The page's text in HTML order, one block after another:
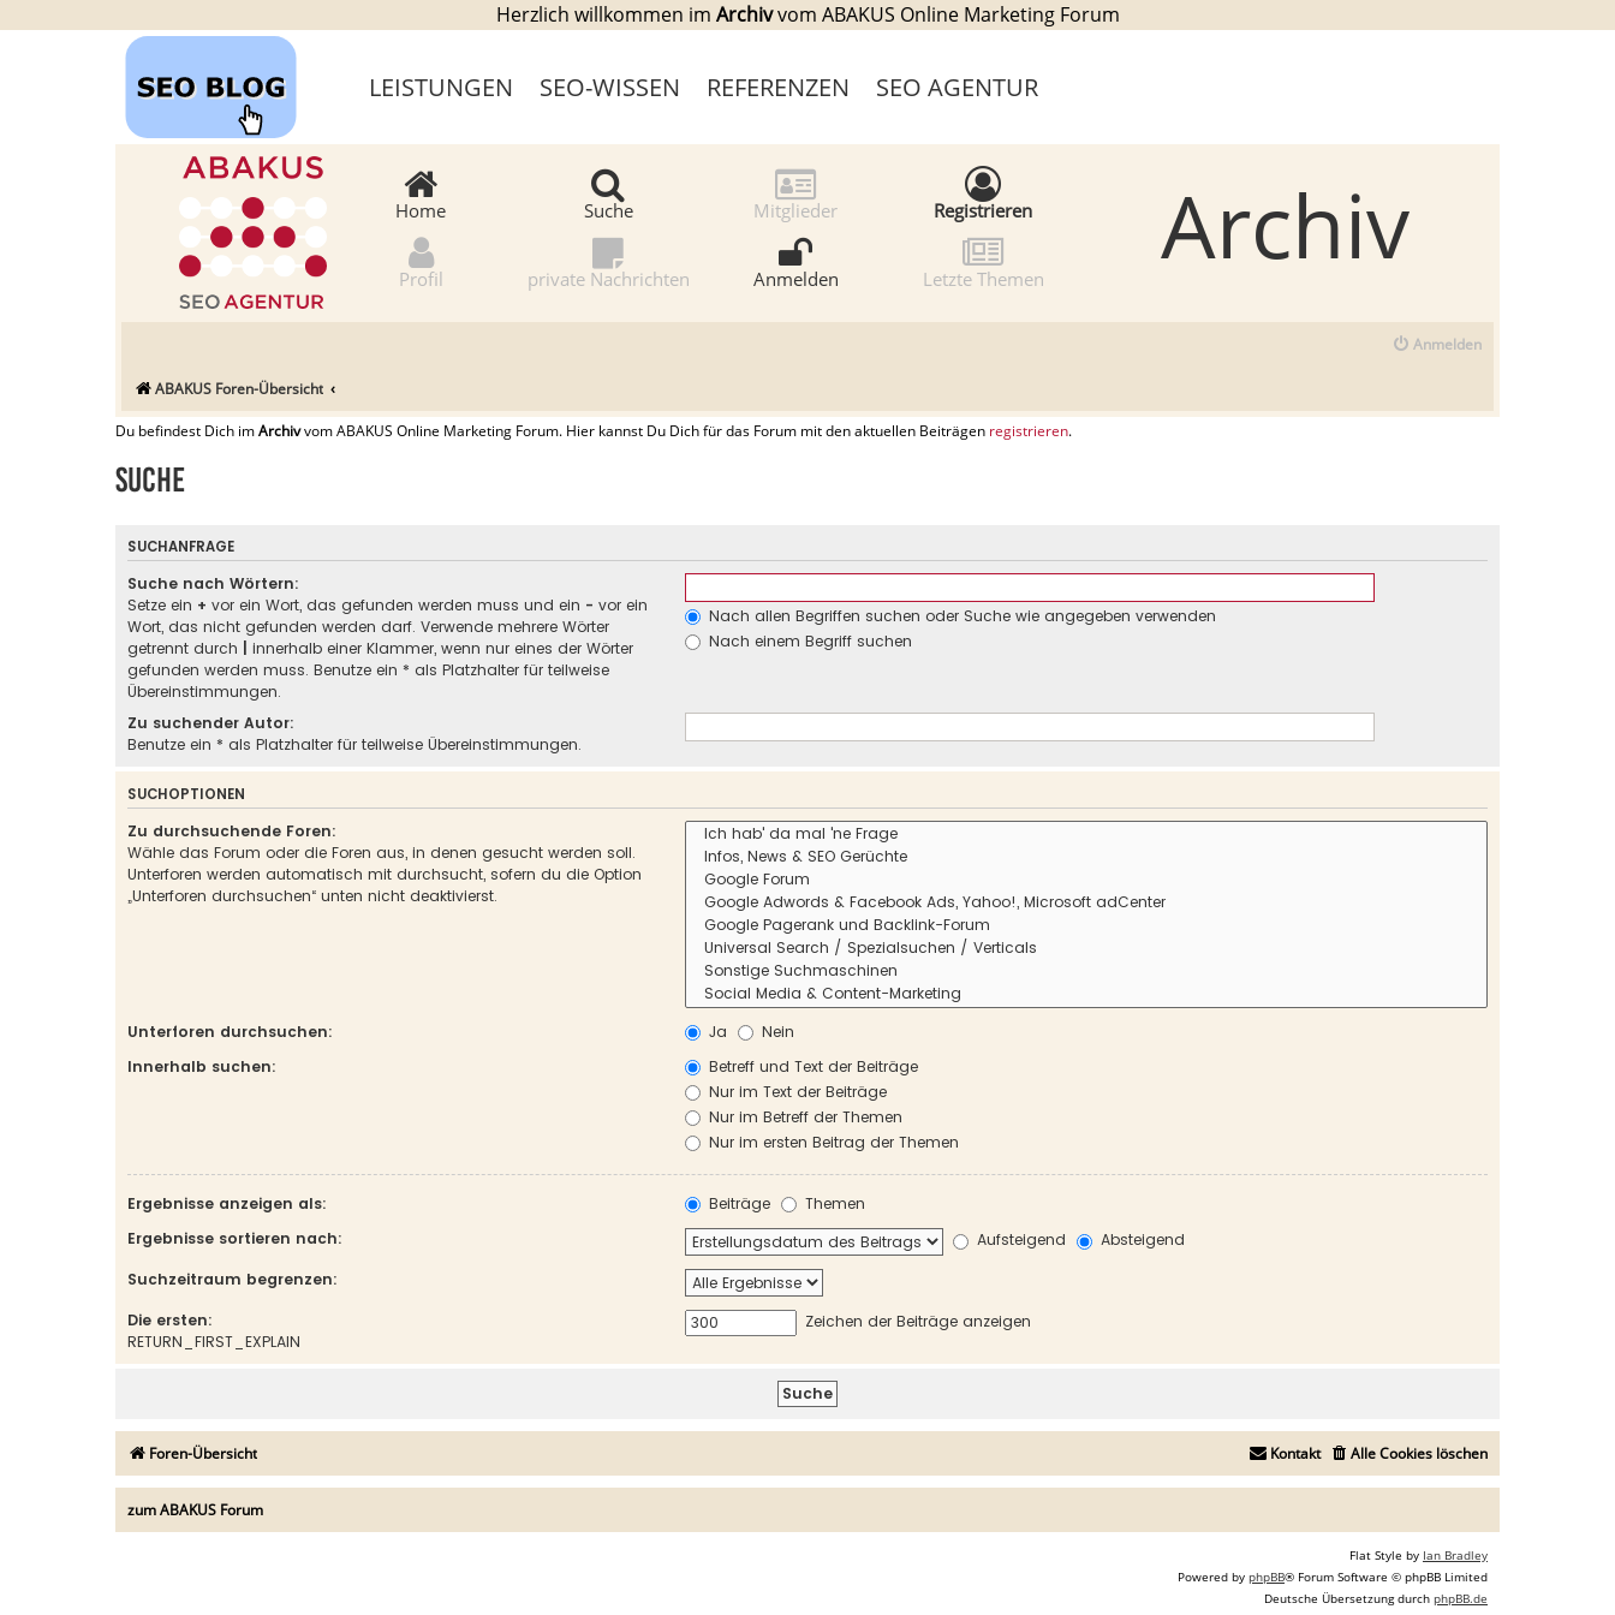
Herzlich willkommen im Archivvom ABAKUS Online Marketing Forum
LEISTUNGEN SEO-WISSEN REFERENZEN SEO AGENTUR
Home
Profil
Suche
private Nachrichten
Mitglieder
Anmelden
Registrieren
Letzte Themen Archiv
Anmelden
ABAKUS Foren-Übersicht
Du befindest Dich imArchivvom ABAKUS Online Marketing Forum. Hier kannst Du Dich für das Forum mit den aktuellen Beiträgen registrieren.
Suche
SUCHANFRAGE
Suche nach Wörtern:
Setze ein + vor ein Wort, das gefunden werden muss und ein - vor ein
Wort, das nicht gefunden werden darf. Verwende mehrere Wörter
getrennt durch
innerhalb einer Klammer, wenn nur eines der Wörter
gefunden werden muss. Benutze ein * als Platzhalter für teilweise
Übereinstimmungen.
Nach allen Begriffen suchen oder Suche wie angegeben verwenden
Nach einem Begriff suchen
Zu suchender Autor:
Benutze ein * als Platzhalter für teilweise Übereinstimmungen.
SUCHOPTIONEN
Zu durchsuchende Foren:
Wähle das Forum oder die Foren aus, in denen gesucht werden soll.
Unterforen werden automatisch mit durchsucht, sofern du die Option
„Unterforen durchsuchen“ unten nicht deaktivierst.
Unterforen durchsuchen: Ja
Nein
Innerhalb suchen:
Betreff und Text der Beiträge
Nur im Text der Beiträge
Nur im Betreff der Themen
Nur im ersten Beitrag der Themen
Ergebnisse anzeigen als: Beiträge
Themen
Ergebnisse sortieren nach:
Aufsteigend
Absteigend
Suchzeitraum begrenzen:
Die ersten:
RETURN_FIRST_EXPLAIN
Zeichen der Beiträge anzeigen
Foren-Übersicht Alle Cookies löschen
Kontakt
zum ABAKUS Forum
Flat Style by Ian Bradley
Powered by phpBB® Forum Software © phpBB Limited
Deutsche Übersetzung durch phpBB.de